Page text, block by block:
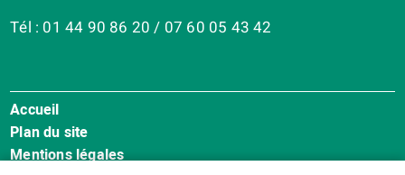
Tél : 01 44 90 86 20 / 07 60 05 43 42
Menu
Pied
de
Accueil
Plan du site
Mentions légales